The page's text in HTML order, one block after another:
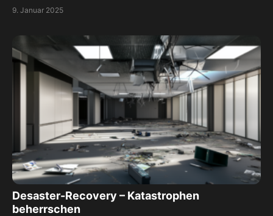
9. Januar 2025
Desaster-Recovery – Katastrophen
beherrschen